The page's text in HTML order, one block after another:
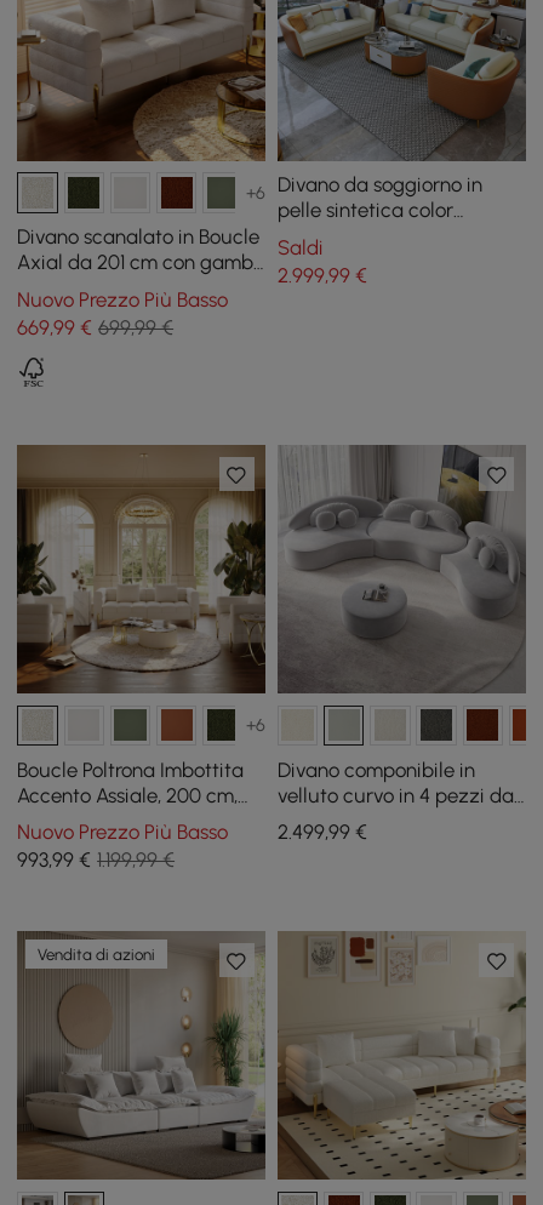
+6
Divano scanalato in Boucle
Axial da 201 cm con gambe
dorate e cuscini
Nuovo Prezzo Più Basso
669,99 € 699,99 €
Divano da soggiorno in
pelle sintetica color
arancione con divano
singolo e divanetto, set di 3
Saldi
2.999,99€
+6
Boucle Poltrona Imbottita
Accento Assiale, 200 cm,
divano a coste con gambe
dorate e cuscini
Nuovo Prezzo Più Basso
993,99 € 1.199,99 €
Divano componibile in
velluto curvo in 4 pezzi da
146" con pouf e cuscini
2.499,99€
Vendita di azioni